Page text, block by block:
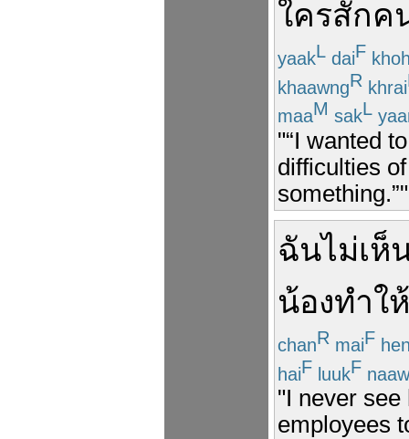
ใครสักค
yaakL daiF
khaawngR khrai
maaM sakL
"“I wanted
difficulties
something.”"
ฉันไม่เห็
น้องทำให้
chanR maiF
haiF luukF
"I never
employees